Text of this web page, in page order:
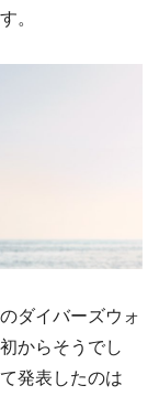
。
ダイバーズウォ
からそうでし
発表したのは